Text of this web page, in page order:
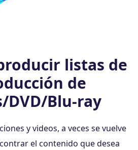
listas de
de
DVD/Blu-ray
y videos, a veces se vuelve
el contenido que desea